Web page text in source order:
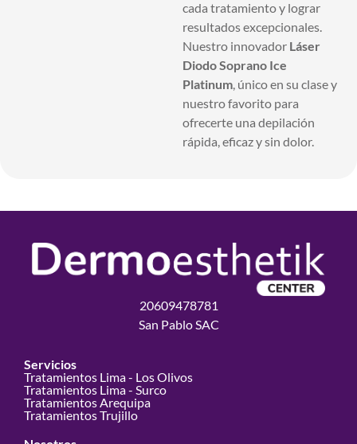
cada tratamiento y lograr
resultados excepcionales.
Nuestro innovador Láser
Diodo Soprano Ice
Platinum, único en su clase y
nuestro favorito para
ofrecerte una depilación
rápida, eficaz y sin dolor.
20609478781
San Pablo SAC
Servicios
Tratamientos Lima - Los Olivos
Tratamientos Lima - Surco
Tratamientos Arequipa
Tratamientos Trujillo